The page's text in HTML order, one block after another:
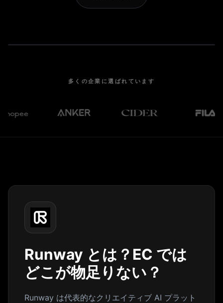
多くの企業に選ばれています
Runway とは？EC では
どこが物足りない？
Runway は代表的なクリエイティブ AI プラット